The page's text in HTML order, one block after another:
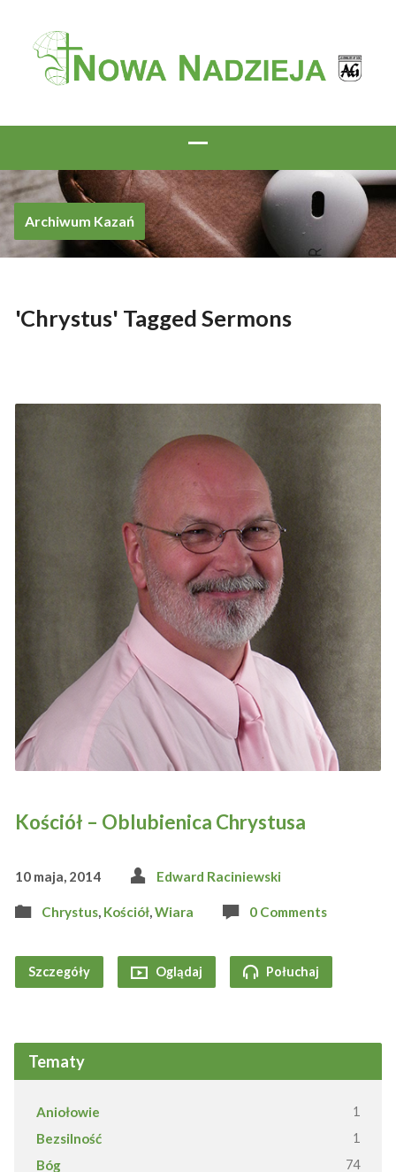
Archiwum Kazań
'Chrystus' Tagged Sermons
Kościół – Oblubienica Chrystusa
10 maja, 2014 Edward Raciniewski
Chrystus, Kościół, Wiara 0 Comments
Szczegóły Oglądaj Połuchaj
Tematy
Aniołowie 1
Bezsilność 1
Bóg 74